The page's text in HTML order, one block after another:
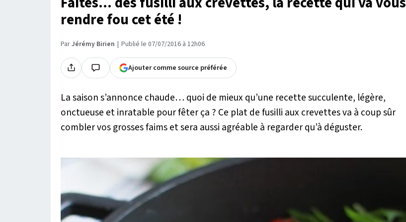
rendre fou cet été !
ParJérémy Birien Publié le 07/07/2016 à 12h06
Ajouter comme source préférée
La saison s’annonce chaude… quoi de mieux qu’une recette succulente, légère,
onctueuse et inratable pour fêter ça ? Ce plat de fusilli aux crevettes va à coup sûr
combler vos grosses faims et sera aussi agréable à regarder qu’à déguster.